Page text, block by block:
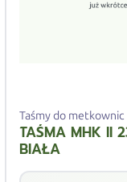
Taśmy do metkownic
TAŚMA MHK II
BIAŁA